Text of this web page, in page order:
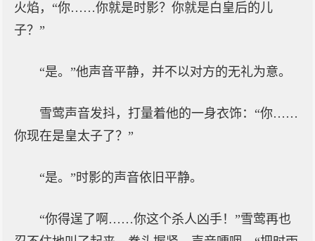
火焰，“你……你就是时影？你就是白皇后的儿
子？”
“是。”他声音平静，并不以对方的无礼为意。
雪莺声音发抖，打量着他的一身衣饰：“你……
你现在是皇太子了？”
“是。”时影的声音依旧平静。
“你得逞了啊……你这个杀人凶手！”雪莺再也